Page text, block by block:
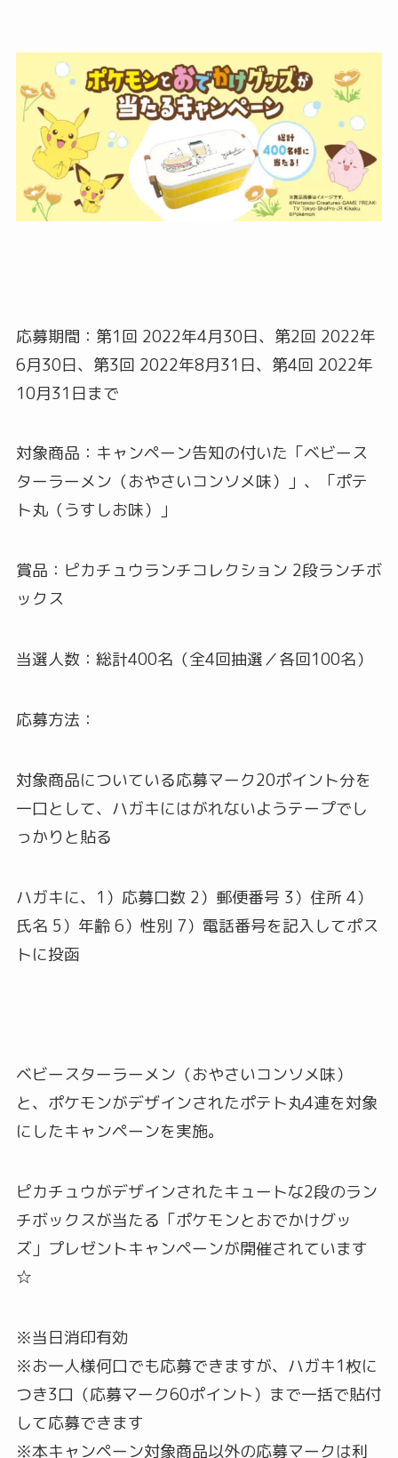
応募期間：第1回 2022年4月30日、第2回 2022年
6月30日、第3回 2022年8月31日、第4回 2022年
10月31日まで
対象商品：キャンペーン告知の付いた「ベビース
ターラーメン（おやさいコンソメ味）」、「ポテ
ト丸（うすしお味）」
賞品：ピカチュウランチコレクション 2段ランチボ
ックス
当選人数：総計400名（全4回抽選／各回100名）
応募方法：
対象商品についている応募マーク20ポイント分を
一口として、ハガキにはがれないようテープでし
っかりと貼る
ハガキに、1）応募口数 2）郵便番号 3）住所 4）
氏名 5）年齢 6）性別 7）電話番号を記入してポス
トに投函
ベビースターラーメン（おやさいコンソメ味）
と、ポケモンがデザインされたポテト丸4連を対象
にしたキャンペーンを実施。
ピカチュウがデザインされたキュートな2段のラン
チボックスが当たる「ポケモンとおでかけグッ
ズ」プレゼントキャンペーンが開催されています
☆
※当日消印有効
※お一人様何口でも応募できますが、ハガキ1枚に
つき3口（応募マーク60ポイント）まで一括で貼付
して応募できます
※本キャンペーン対象商品以外の応募マークは利